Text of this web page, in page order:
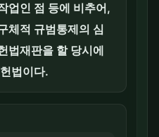
업인 점 등에 비추어,
체적 규범통제의 심
법재판을 할 당시에
법이다.